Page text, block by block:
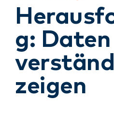
g: Daten
zeigen